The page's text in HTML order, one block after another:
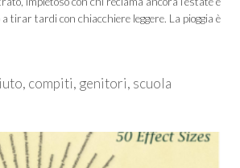
tirar tardi con chiacchiere leggere. La pioggia è
, compiti, genitori, scuola